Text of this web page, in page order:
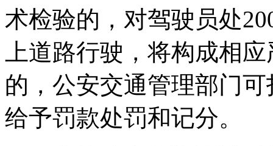
术检验的，对驾驶员处
上道路行驶，将构成相
的，公安交通管理部门
给予罚款处罚和记分。